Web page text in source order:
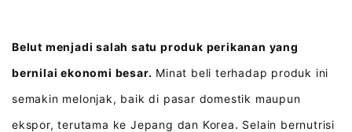
Belut menjadi salah satu produk perikanan yang
bernilai ekonomi besar. Minat beli terhadap produk ini
semakin melonjak, baik di pasar domestik maupun
ekspor, terutama ke Jepang dan Korea. Selain bernutrisi